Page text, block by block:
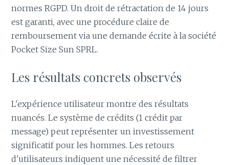
normes RGPD. Un droit de rétractation de 14 jours
est garanti, avec une procédure claire de
remboursement via une demande écrite à la société
Pocket Size Sun SPRL.
Les résultats concrets observés
L'expérience utilisateur montre des résultats
nuancés. Le système de crédits (1 crédit par
message) peut représenter un investissement
significatif pour les hommes. Les retours
d'utilisateurs indiquent une nécessité de filtrer